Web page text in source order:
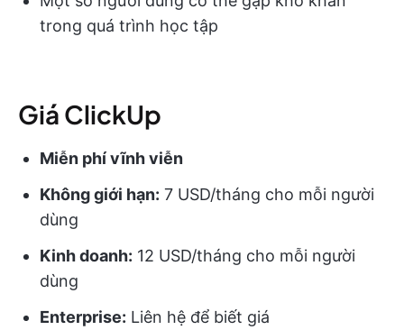
trong quá trình học tập
Giá ClickUp
Miễn phí vĩnh viễn
Không giới hạn: 7 USD/tháng cho mỗi người
dùng
Kinh doanh: 12 USD/tháng cho mỗi người
dùng
Enterprise: Liên hệ để biết giá